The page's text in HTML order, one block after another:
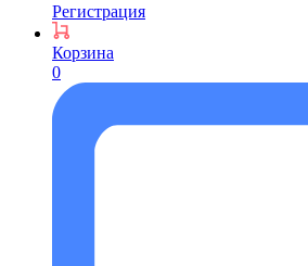
Регистрация
Корзина
0